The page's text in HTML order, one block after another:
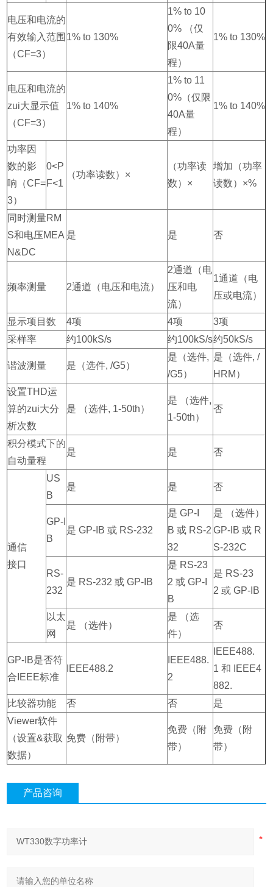
电压和电流的
有效输入范围
（CF=3）
1% to 130%
1% to 10
0% （仅
限40A量
程）
1% to 130%
电压和电流的
zui大显示值
（CF=3）
1% to 140%
1% to 11
0%（仅限
40A量
程）
1% to 140%
功率因
数的影
响（CF=
3）
0<P
F<1
（功率读数）×
（功率读
数）×
增加（功率
读数）×%
同时测量RM
S和电压MEA
N&DC
是 是 否
频率测量 2通道（电压和电流）
2通道（电
压和电
流）
1通道（电
压或电流）
显示项目数 4项 4项
3项
采样率
约100kS/s 约100kS/s约50kS/s
谐波测量 是（选件, /G5）
是（选件,
/G5）
是（选件, /
HRM）
设置THD运
算的zui大分
析次数
是 （选件, 1-50th）
是 （选件,
1-50th）
否
积分模式下的
自动量程
是 是 否
通信
接口
US
B
是 是 否
GP-I
B
是 GP-IB 或 RS-232
是 GP-I
B 或 RS-2
32
是 （选件）
GP-IB 或 R
S-232C
RS-
232
是 RS-232 或 GP-IB
是 RS-23
2 或 GP-I
B
是 RS-23
2 或 GP-IB
以太
网
是 （选件）
是 （选
件）
否
GP-IB是否符
合IEEE标准
IEEE488.2
IEEE488.
2
IEEE488.
1 和 IEEE4
882.
比较器功能
否 否
是
Viewer软件
（设置&获取
数据）
免费（附带）
免费（附
带）
免费（附
带）
产品咨询